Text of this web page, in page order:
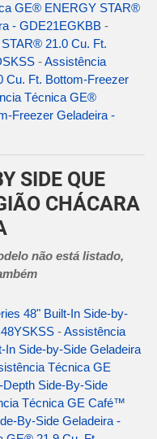
GE® ENERGY STAR®
- GDE21EGKBB -
21.0 Cu. Ft.
-Assistência
Ft. Bottom-Freezer
Técnica GE®
Freezer Geladeira -
SIDE QUE
CHÁCARA
não está listado,
48" Built-In Side-by-
-Assistência
Side-by-Side Geladeira
Técnica GE
Side-By-Side
Técnica GE Café™
By-Side Geladeira -